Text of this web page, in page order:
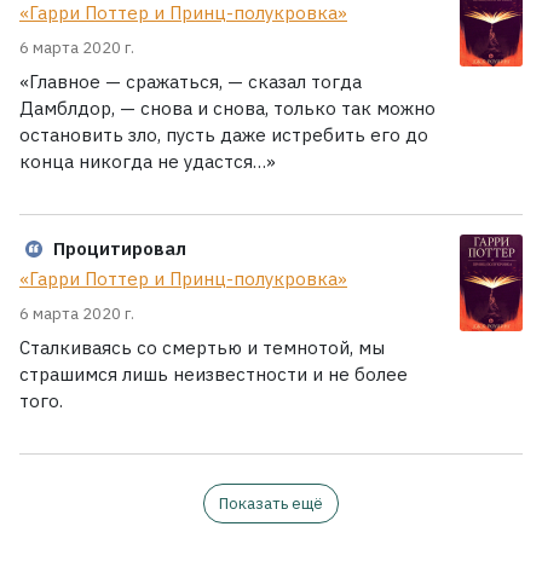
«Гарри Поттер и Принц-полукровка»
6 марта 2020 г.
«Главное — сражаться, — сказал тогда
Дамблдор, — снова и снова, только так можно
остановить зло, пусть даже истребить его до
конца никогда не удастся…»
Процитировал
«Гарри Поттер и Принц-полукровка»
6 марта 2020 г.
Сталкиваясь со смертью и темнотой, мы
страшимся лишь неизвестности и не более
того.
Показать ещё